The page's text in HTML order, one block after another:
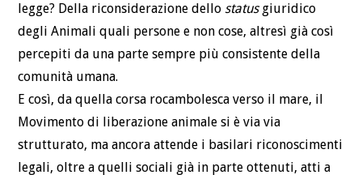
legge? Della riconsiderazione dello statusgiuridico
degli Animali quali persone e non cose, altresì già così
percepiti da una parte sempre più consistente della
comunità umana.
E così, da quella corsa rocambolesca verso il mare, il
Movimento di liberazione animale si è via via
strutturato, ma ancora attende i basilari riconoscimenti
legali, oltre a quelli sociali già in parte ottenuti, atti a